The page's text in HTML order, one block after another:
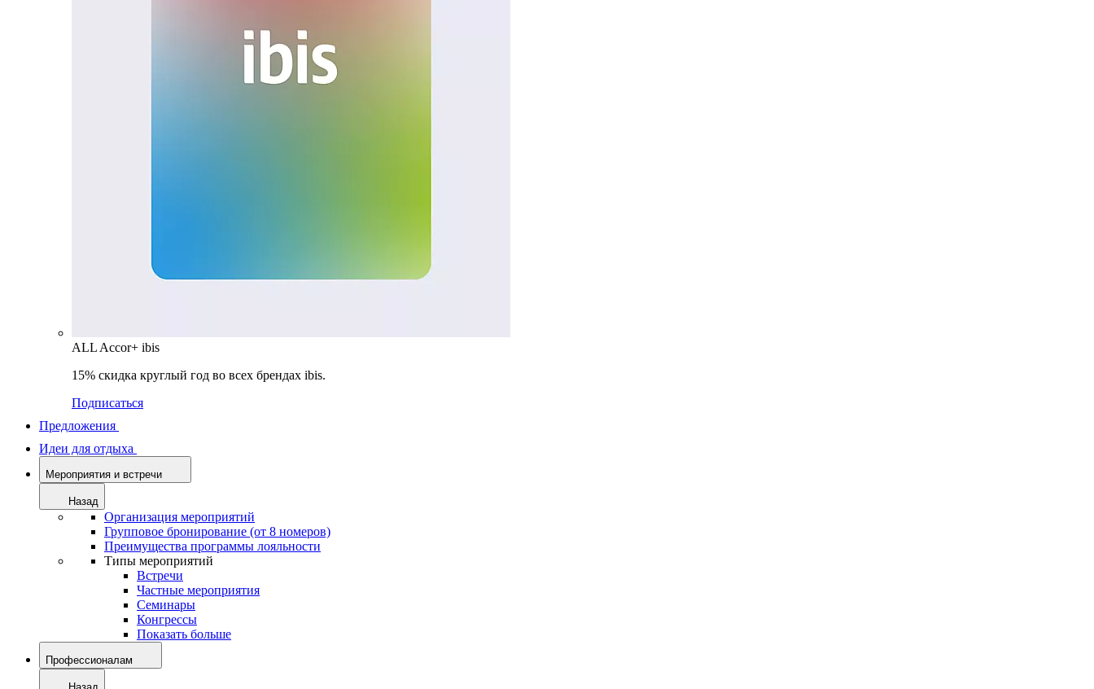
ALL Accor+ ibis
15% скидка круглый год во всех брендах ibis.
Подписаться
Предложения
Идеи для отдыха
Мероприятия и встречи
Назад
Организация мероприятий
Групповое бронирование (от 8 номеров)
Преимущества программы лояльности
Типы мероприятий
Встречи
Частные мероприятия
Семинары
Конгрессы
Показать больше
Профессионалам